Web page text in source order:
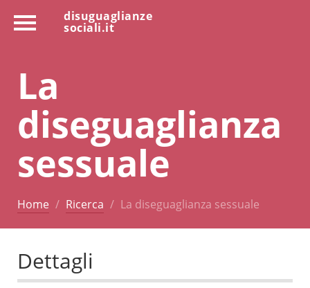
disuguaglianze
sociali.it
La
diseguaglianza
sessuale
Home Ricerca La diseguaglianza sessuale
Dettagli